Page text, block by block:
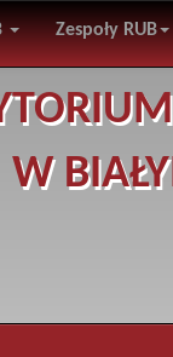
Zespoły RUB
W